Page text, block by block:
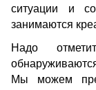
ситуации и
занимаются
Надо
Мы можем